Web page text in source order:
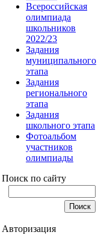
Всероссийская
олимпиада
школьников
2022/23
Задания
муниципального
этапа
Задания
регионального
этапа
Задания
школьного этапа
Фотоальбом
участников
олимпиады
Поиск по сайту
Авторизация